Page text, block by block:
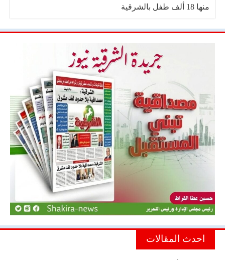
منها 18 ألف طفل بالشرقية
احدث المقالات